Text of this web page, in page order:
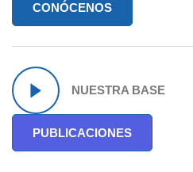
CONÓCENOS
NUESTRA BASE
PUBLICACIONES